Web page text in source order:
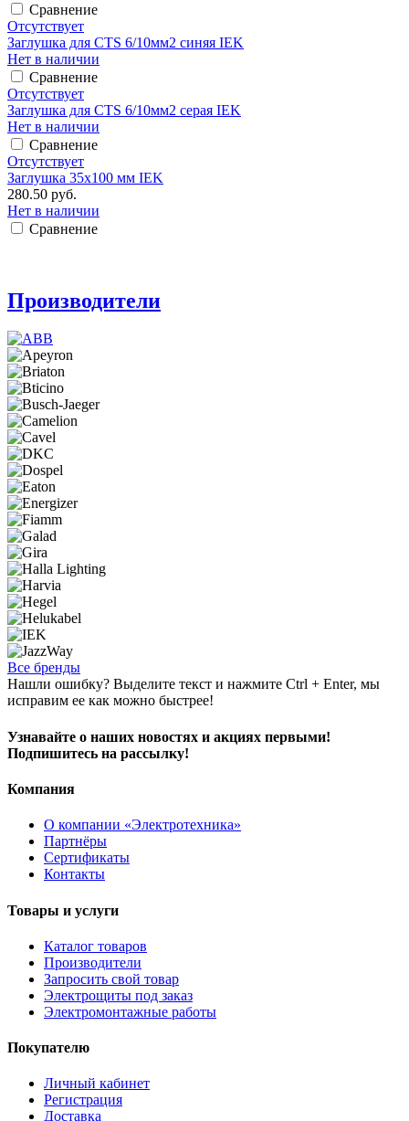
Сравнение
Отсутствует
Заглушка для CTS 6/10мм2 синяя IEK
Нет в наличии
Сравнение
Отсутствует
Заглушка для CTS 6/10мм2 серая IEK
Нет в наличии
Сравнение
Отсутствует
Заглушка 35х100 мм IEK
280.50 руб.
Нет в наличии
Сравнение
Производители
Все бренды
Нашли ошибку? Выделите текст и нажмите Ctrl + Enter, мы
исправим ее как можно быстрее!
Узнавайте о наших новостях и акциях первыми!
Подпишитесь на рассылку!
Компания
О компании «Электротехника»
Партнёры
Сертификаты
Контакты
Товары и услуги
Каталог товаров
Производители
Запросить свой товар
Электрощиты под заказ
Электромонтажные работы
Покупателю
Личный кабинет
Регистрация
Доставка